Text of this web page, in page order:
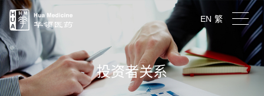
EN 繁
投资者关系